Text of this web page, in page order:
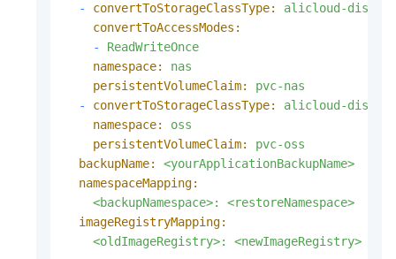
-
convertToStorageClassType:
alicloud-disk-
convertToAccessModes:
-
ReadWriteOnce
namespace:
nas
persistentVolumeClaim:
pvc-nas
-
convertToStorageClassType:
alicloud-disk-
namespace:
oss
persistentVolumeClaim:
pvc-oss
backupName:
<yourApplicationBackupName>
namespaceMapping:
<backupNamespace>:
<restoreNamespace>
imageRegistryMapping:
<oldImageRegistry>:
<newImageRegistry>